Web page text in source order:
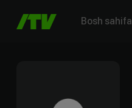
Bosh sahifa